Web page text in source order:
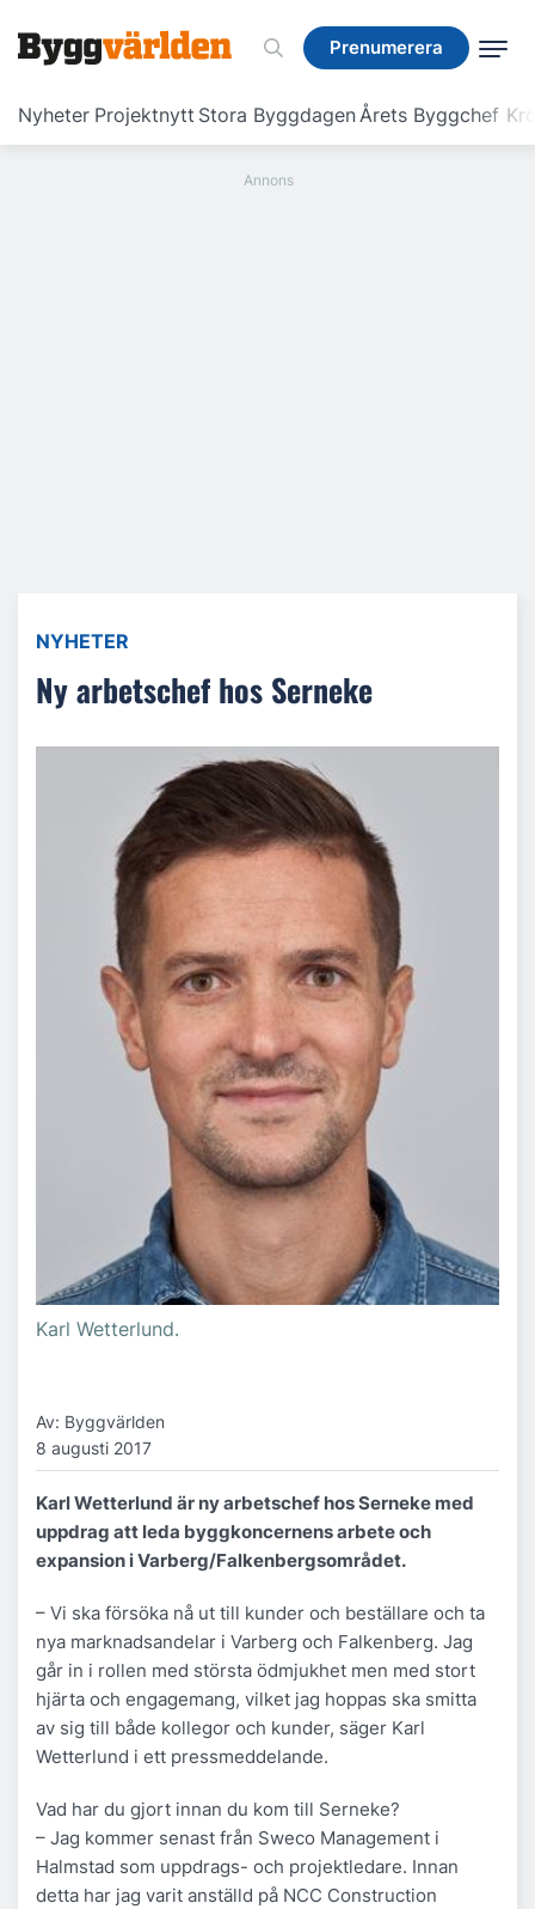
Prenumerera
Nyheter Projektnytt Stora ByggdagenÅrets Byggchef
Prenumerera
NYHETER
Ny arbetschef hos Serneke
Karl Wetterlund.
Av: Byggvärlden
8 augusti 2017
Karl Wetterlund är ny arbetschef hos Serneke med
uppdrag att leda byggkoncernens arbete och
expansion i Varberg/Falkenbergsområdet.
– Vi ska försöka nå ut till kunder och beställare och ta
nya marknadsandelar i Varberg och Falkenberg. Jag
går in i rollen med största ödmjukhet men med stort
hjärta och engagemang, vilket jag hoppas ska smitta
av sig till både kollegor och kunder, säger Karl
Wetterlund i ett pressmeddelande.
Vad har du gjort innan du kom till Serneke?
– Jag kommer senast från Sweco Management i
Halmstad som uppdrags- och projektledare. Innan
detta har jag varit anställd på NCC Construction